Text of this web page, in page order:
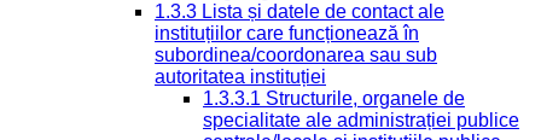
1.3.3 Lista și datele de contact ale
instituțiilor care funcționează în
subordinea/coordonarea sau sub
autoritatea instituției
1.3.3.1 Structurile, organele de
specialitate ale administrației publice